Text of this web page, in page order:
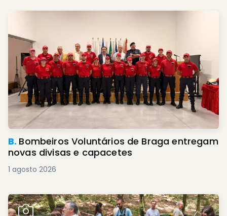
B. Bombeiros Voluntários de Braga entregam
novas divisas e capacetes
1 agosto 2026